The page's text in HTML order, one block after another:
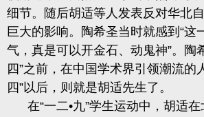
细节。随后胡适等人发表反对华北
巨大的影响。陶希圣当时就感到“这
气，真是可以开金石、动鬼神”。陶
四”之前，在中国学术界引领潮流的
四”以后，则就是胡适先生了。
在“一二•九”学生运动中，胡适在